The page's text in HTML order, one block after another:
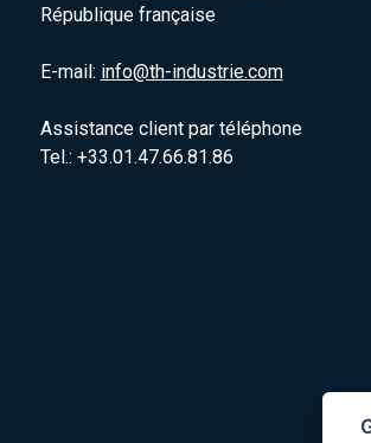
République française
E-mail: info@th-industrie.com
Assistance client par téléphone
Tel.: +33.01.47.66.81.86